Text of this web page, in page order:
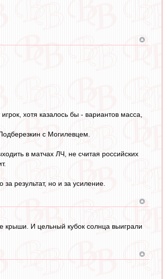
хотя казалось бы - вариантов масса,
с Могилевцем.
в матчах ЛЧ, не считая российских
результат, но и за усиление.
крыши. И цельный кубок солнца выиграли